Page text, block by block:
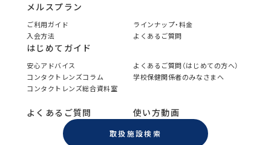
メルスプラン
ご利用ガイド
ラインナップ・料金
入会方法
よくあるご質問
はじめてガイド
安心アドバイス
よくあるご質問（はじめての方へ）
コンタクトレンズコラム
学校保健関係者のみなさまへ
コンタクトレンズ総合資料室
よくあるご質問 使い方動画
取扱施設検索